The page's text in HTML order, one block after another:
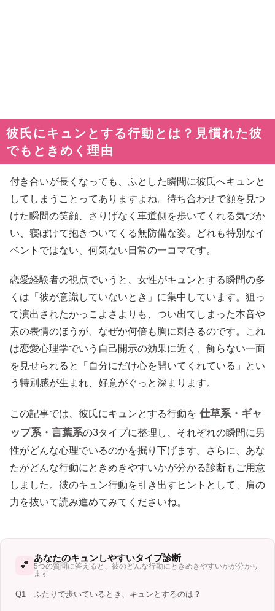
彼氏にキュンとする行動とは？見慣れた彼
でもときめく理由
付き合いが長くなっても、ふとした瞬間に彼氏へキュンと
してしまうことってありますよね。待ち合わせで顔を見つ
けた瞬間の笑顔、さりげなく車道側を歩いてくれる気づか
い、寝ぼけて抱きついてくる無防備な姿。どれも特別なイ
ベントではない、何気ない日常の一コマです。
恋愛経験者の視点でいうと、女性がキュンとする瞬間の多
くは「彼が意識していないとき」に集中しています。狙っ
て演出されたかっこよさよりも、つい出てしまった本音や
素の表情のほうが、なぜか何倍も胸に刺さるのです。これ
は恋愛心理学でいう自己開示の効果に近く、飾らない一面
を見せられると「自分にだけ心を開いてくれている」とい
う特別感が生まれ、好意がぐっと深まります。
この記事では、彼氏にキュンとする行動を 仕草系・ギャ
ップ系・言葉系の3タイプに整理し、それぞれの瞬間に男
性がどんな心理でいるのかを掘り下げます。さらに、あな
たがどんな行動にときめきやすいかが分かる診断もご用意
しました。彼のキュン行動を引き出すヒントとして、肩の
力を抜いて読み進めてみてくださいね。
💕
あなたのキュンしやすいタイプ診断
5つの質問に答えると、彼のどんな行動にときめきやすいかが分かり
ます
Q1 ふたりで歩いているとき、キュンとするのは？